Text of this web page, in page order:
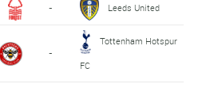
- Leeds United
-
Tottenham Hotspur
FC